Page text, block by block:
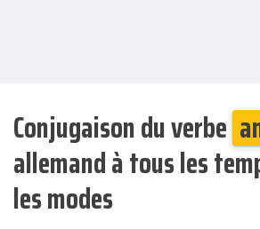
Conjugaison du verbe
allemand à tous les
les modes